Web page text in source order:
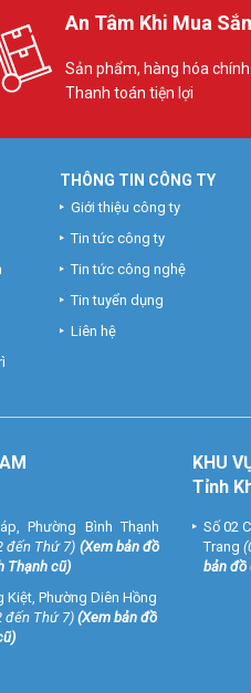
An Tâm Khi Mua
Sản phẩm, hàng hóa
Thanh toán tiện lợi
THÔNG TIN CÔNG TY
Giới thiệu công ty
Tin tức công ty
Tin tức công nghệ
Tin tuyển dụng
Liên hệ
Phường Bình Thạnh
đến Thứ 7) (Xem bản đồ
Thạnh cũ)
Kiệt, Phường Diên Hồng
đến Thứ 7)(Xem bản đồ
KHU
Tỉnh
Số 02
Trang
bản đồ